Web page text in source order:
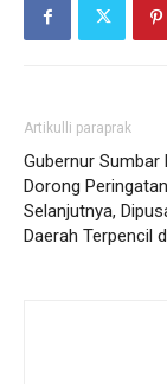
Artikulli paraprak
Gubernur Sumbar
Dorong Peringatan
Selanjutnya,
Daerah Terpencil